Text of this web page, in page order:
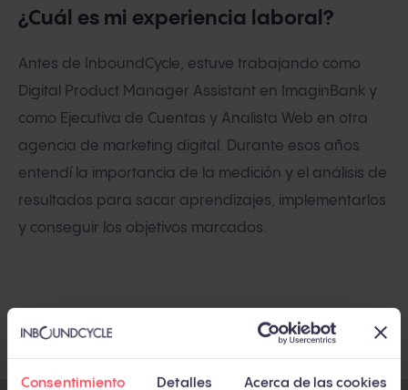
Consentimiento Detalles Acerca de las cookies
¿Cuál es mi experiencia laboral?
Antes de InboundCycle, estuve trabajando como
Digital Product Manager Assistant en ImaginBank y
como Ejecutiva de Cuentas y Analista Web en otra
agencia de marketing digital. Durante esos años
entendí la importancia de la medición y el análisis de
resultados para sacar aprendizajes, implementarlos
y conseguir los objetivos marcados.